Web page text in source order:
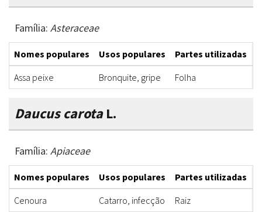
Família: Asteraceae
Nomes populares Usos populares Partes utilizadas
Assa peixe
Bronquite, gripe Folha
Daucus carotaL.
Família: Apiaceae
Nomes populares Usos populares Partes utilizadas
Cenoura
Catarro, infecção Raiz